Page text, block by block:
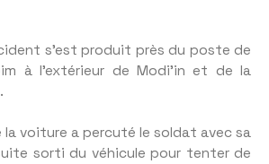
s’est produit près du poste de
à l’extérieur de Modi’in et de la
voiture a percuté le soldat avec sa
sorti du véhicule pour tenter de